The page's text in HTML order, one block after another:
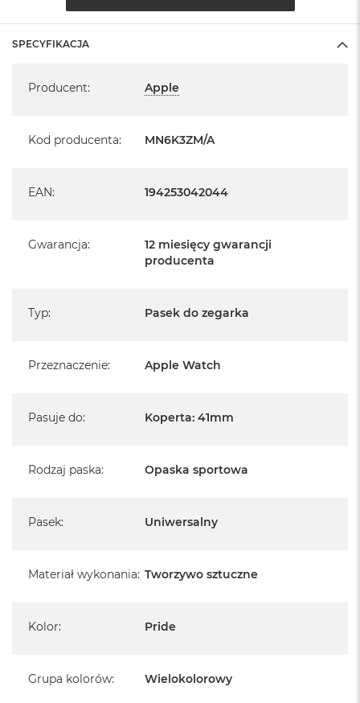
SPECYFIKACJA
Producent: Apple
Kod producenta: MN6K3ZM/A
EAN: 194253042044
Gwarancja:
12 miesięcy gwarancji
producenta
Typ: Pasek do zegarka
Przeznaczenie: Apple Watch
Pasuje do: Koperta: 41mm
Rodzaj paska: Opaska sportowa
Pasek: Uniwersalny
Materiał wykonania: Tworzywo sztuczne
Kolor: Pride
Grupa kolorów: Wielokolorowy